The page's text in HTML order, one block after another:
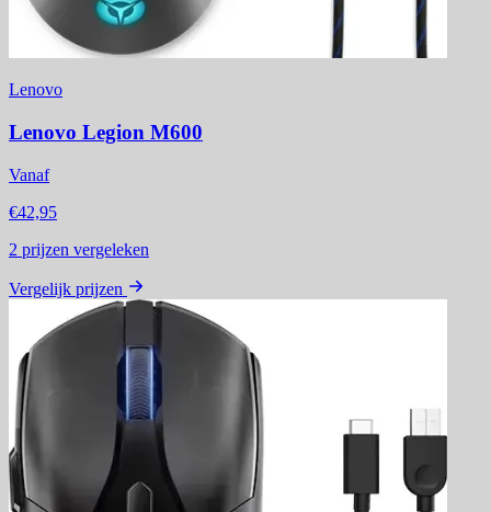
Lenovo
Lenovo Legion M600
Vanaf
€42,95
2 prijzen vergeleken
Vergelijk prijzen